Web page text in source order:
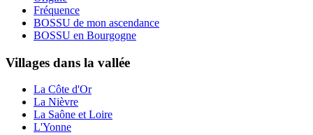
Fréquence
BOSSU de mon ascendance
BOSSU en Bourgogne
Villages dans la vallée
La Côte d'Or
La Nièvre
La Saône et Loire
L'Yonne